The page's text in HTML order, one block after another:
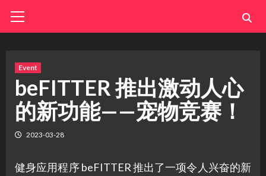
Menu
Event
beFITTER 推出激动人心
的新功能——宠物竞赛！
2023-03-28
健身应用程序 beFITTER 推出了一项令人兴奋的新